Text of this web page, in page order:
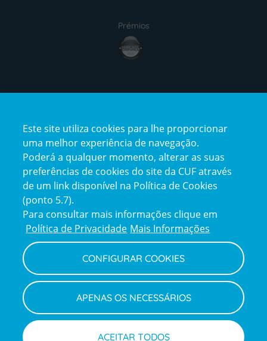
Prémios
award4
certification2certification3
Reclamações
e
elogios
Policy
Política de Privacidade e Cookies
Termos e Condições
Declaração de Acessibilidade
Canal de Denúncias
Informações legais
Este site utiliza cookies para lhe proporcionar
uma melhor experiência de navegação.
Poderá a qualquer momento, alterar as suas
preferências de cookies do site da CUF através
de um link disponível na Política de Cookies
(ponto 5.7).
Para consultar mais informações clique em
Política de Privacidade Mais Informações
CONFIGURAR COOKIES
APENAS OS NECESSÁRIOS
ACEITAR TODOS